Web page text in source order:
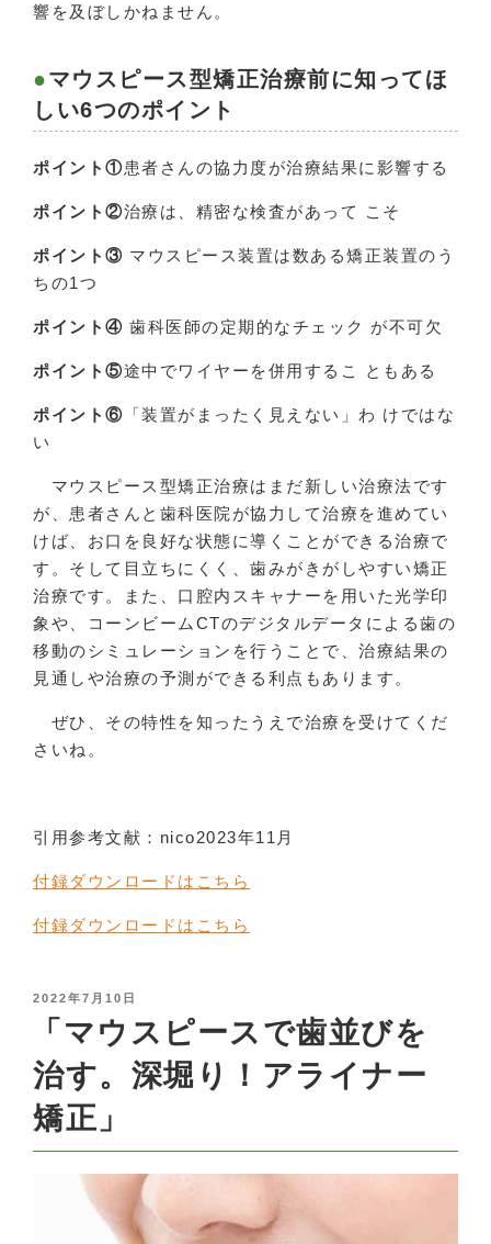
響を及ぼしかねません。
マウスピース型矯正治療前に知ってほ
しい6つのポイント
ポイント①患者さんの協力度が治療結果に影響する
ポイント②治療は、精密な検査があって こそ
ポイント③ マウスピース装置は数ある矯正装置のう
ちの1つ
ポイント④ 歯科医師の定期的なチェック が不可欠
ポイント⑤途中でワイヤーを併用するこ ともある
ポイント⑥ 「装置がまったく見えない」わ けではな
い
マウスピース型矯正治療はまだ新しい治療法です
が、患者さんと歯科医院が協力して治療を進めてい
けば、お口を良好な状態に導くことができる治療で
す。そして目立ちにくく、歯みがきがしやすい矯正
治療です。また、口腔内スキャナーを用いた光学印
象や、コーンビームCTのデジタルデータによる歯の
移動のシミュレーションを行うことで、治療結果の
見通しや治療の予測ができる利点もあります。
ぜひ、その特性を知ったうえで治療を受けてくだ
さいね。
引用参考文献：nico2023年11月
付録ダウンロードはこちら
付録ダウンロードはこちら
POSTED
ON
2022年7月10日
「マウスピースで歯並びを
治す。深堀り！アライナー
矯正」